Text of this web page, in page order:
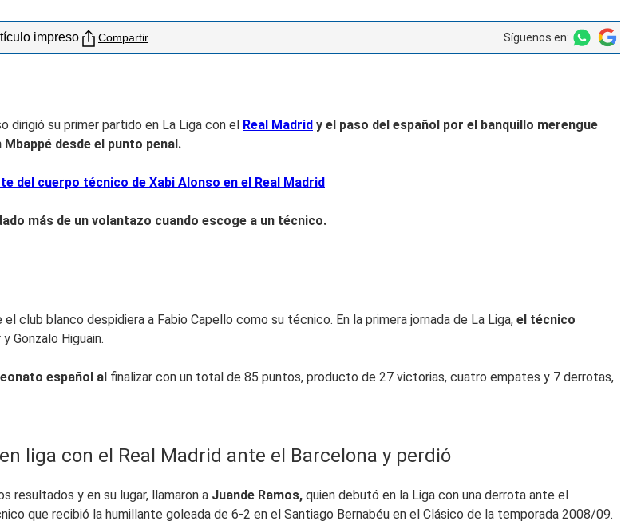
impreso Compartir Síguenos en:
dirigió su primer partido en La Liga con el Real Madrid y el paso del español por el banquillo merengue
desde el punto penal.
del cuerpo técnico de Xabi Alonso en el Real Madrid
más de un volantazo cuando escoge a un técnico.
club blanco despidiera a Fabio Capello como su técnico. En la primera jornada de La Liga, el técnico
Gonzalo Higuain.
español al finalizar con un total de 85 puntos, producto de 27 victorias, cuatro empates y 7 derrotas,
liga con el Real Madrid ante el Barcelona y perdió
resultados y en su lugar, llamaron a Juande Ramos, quien debutó en la Liga con una derrota ante el
que recibió la humillante goleada de 6-2 en el Santiago Bernabéu en el Clásico de la temporada 2008/09.